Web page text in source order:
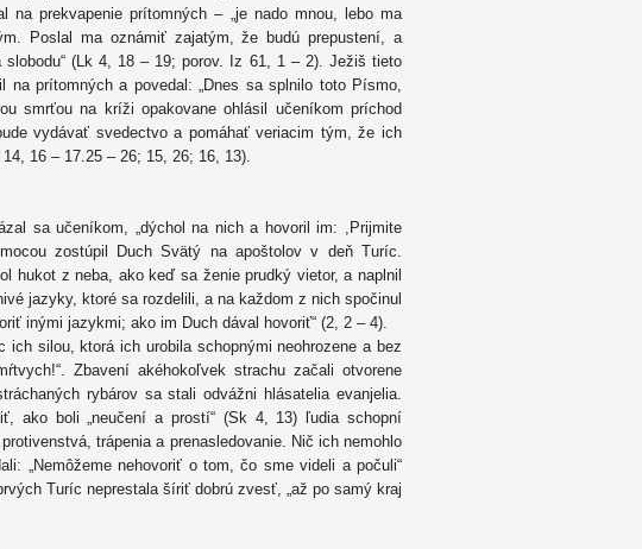
na prekvapenie prítomných – „je nado mnou, lebo ma
Poslal ma oznámiť zajatým, že budú prepustení, a
(Lk 4, 18 – 19; porov. Iz 61, 1 – 2). Ježiš tieto
prítomných a povedal: „Dnes sa splnilo toto Písmo,
smrťou na kríži opakovane ohlásil učeníkom príchod
vydávať svedectvo a pomáhať veriacim tým, že ich
16 – 17.25 – 26; 15, 26; 16, 13).
sa učeníkom, „dýchol na nich a hovoril im: ,Prijmite
zostúpil Duch Svätý na apoštolov v deň Turíc.
hukot z neba, ako keď sa ženie prudký vietor, a naplnil
jazyky, ktoré sa rozdelili, a na každom z nich spočinul
inými jazykmi; ako im Duch dával hovoriť“ (2, 2 – 4).
ich silou, ktorá ich urobila schopnými neohrozene a bez
Zbavení akéhokoľvek strachu začali otvorene
rybárov sa stali odvážni hlásatelia evanjelia.
ako boli „neučení a prostí“ (Sk 4, 13) ľudia schopní
trápenia a prenasledovanie. Nič ich nemohlo
„Nemôžeme nehovoriť o tom, čo sme videli a počuli“
Turíc neprestala šíriť dobrú zvesť, „až po samý kraj